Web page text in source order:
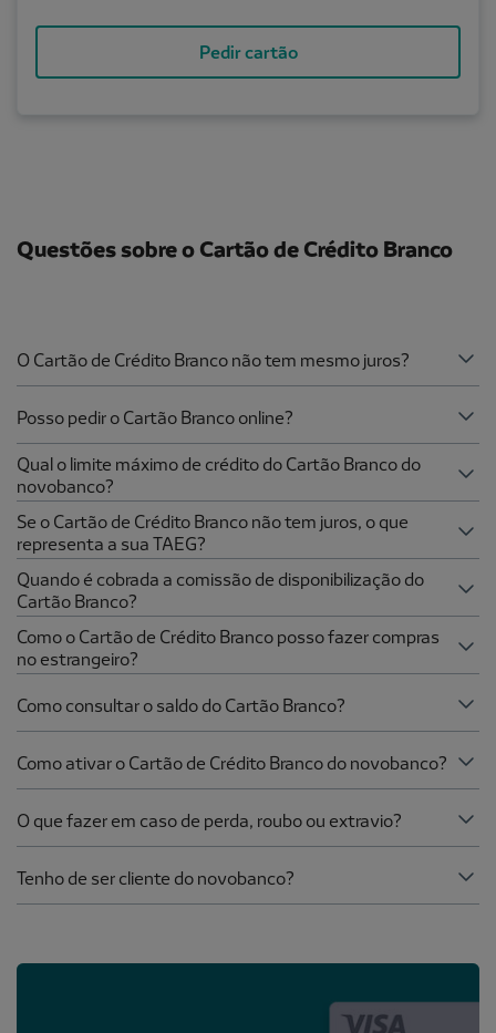
Pedir cartão
Questões sobre o Cartão de Crédito Branco
O Cartão de Crédito Branco não tem mesmo juros?
Posso pedir o Cartão Branco online?
Qual o limite máximo de crédito do Cartão Branco do
novobanco?
Se o Cartão de Crédito Branco não tem juros, o que
representa a sua TAEG?
Quando é cobrada a comissão de disponibilização do
Cartão Branco?
Como o Cartão de Crédito Branco posso fazer compras
no estrangeiro?
Como consultar o saldo do Cartão Branco?
Como ativar o Cartão de Crédito Branco do novobanco?
O que fazer em caso de perda, roubo ou extravio?
Tenho de ser cliente do novobanco?